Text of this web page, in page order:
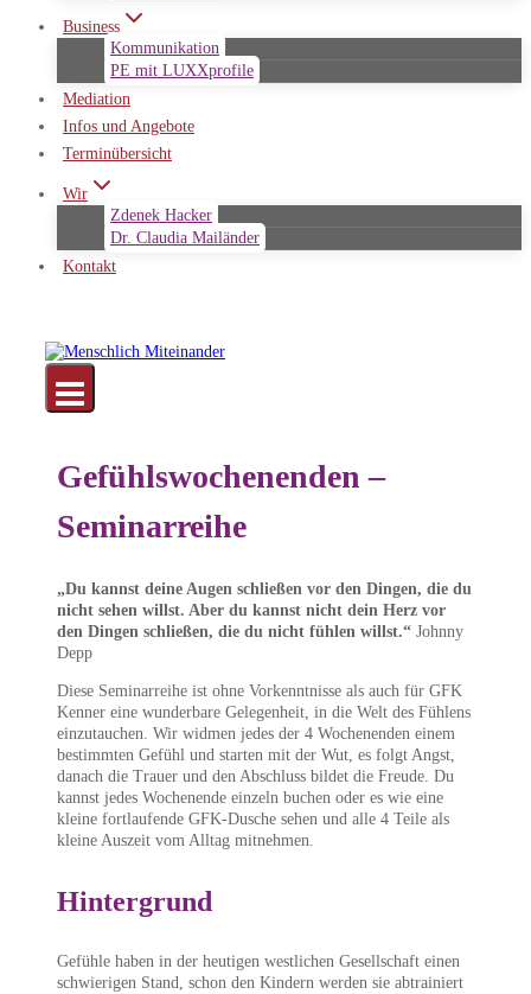
Business
Kommunikation
PE mit LUXXprofile
Mediation
Infos und Angebote
Terminübersicht
Wir
Zdenek Hacker
Dr. Claudia Mailänder
Kontakt
Gefühlswochenenden –
Seminarreihe
„Du kannst deine Augen schließen vor den Dingen, die du
nicht sehen willst. Aber du kannst nicht dein Herz vor
den Dingen schließen, die du nicht fühlen willst.“ Johnny
Depp
Diese Seminarreihe ist ohne Vorkenntnisse als auch für GFK
Kenner eine wunderbare Gelegenheit, in die Welt des Fühlens
einzutauchen. Wir widmen jedes der 4 Wochenenden einem
bestimmten Gefühl und starten mit der Wut, es folgt Angst,
danach die Trauer und den Abschluss bildet die Freude. Du
kannst jedes Wochenende einzeln buchen oder es wie eine
kleine fortlaufende GFK-Dusche sehen und alle 4 Teile als
kleine Auszeit vom Alltag mitnehmen.
Hintergrund
Gefühle haben in der heutigen westlichen Gesellschaft einen
schwierigen Stand, schon den Kindern werden sie abtrainiert